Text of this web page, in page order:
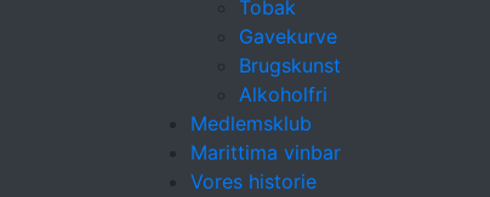
Tobak
Gavekurve
Brugskunst
Alkoholfri
Medlemsklub
Marittima vinbar
Vores historie